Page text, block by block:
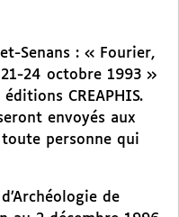
Senans : « Fourier,
24 octobre 1993 »
CREAPHIS.
envoyés aux
toute personne qui
de